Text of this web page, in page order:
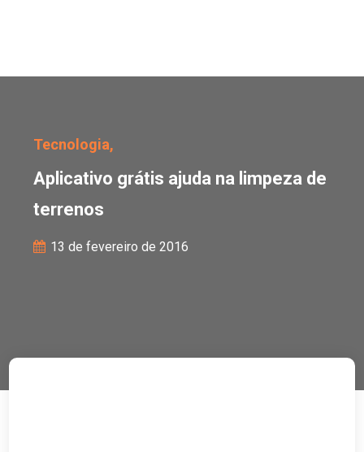
Tecnologia,
Aplicativo grátis ajuda na limpeza de
terrenos
13 de fevereiro de 2016